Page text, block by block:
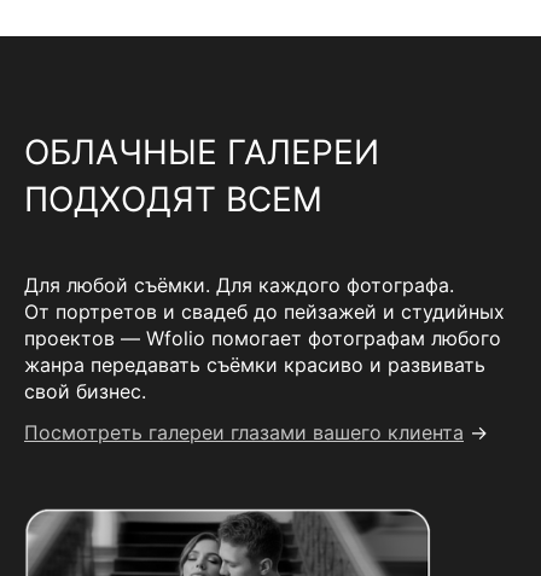
ОБЛАЧНЫЕ ГАЛЕРЕИ
ПОДХОДЯТ ВСЕМ
Для любой съёмки. Для каждого фотографа.
От портретов и свадеб до пейзажей и студийных
проектов — Wfolio помогает фотографам любого
жанра передавать съёмки красиво и развивать
свой бизнес.
Посмотреть галереи глазами вашего клиента →